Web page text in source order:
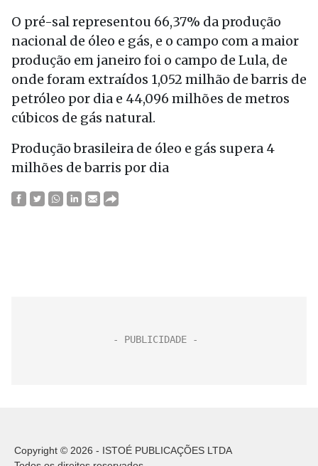
O pré-sal representou 66,37% da produção
nacional de óleo e gás, e o campo com a maior
produção em janeiro foi o campo de Lula, de
onde foram extraídos 1,052 milhão de barris de
petróleo por dia e 44,096 milhões de metros
cúbicos de gás natural.
Produção brasileira de óleo e gás supera 4
milhões de barris por dia
Copyright © 2026 - ISTOÉ PUBLICAÇÕES LTDA